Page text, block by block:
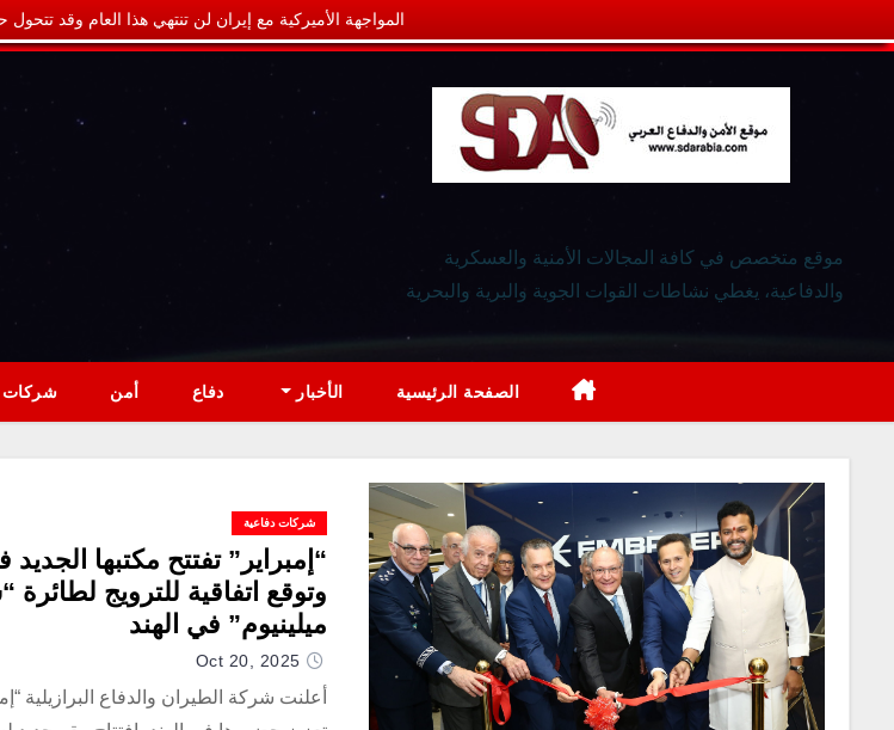
المواجهة الأميركية مع إيران لن تنتهي هذا العام وقد تتحول
موقع متخصص في كافة المجالات الأمنية والعسكرية
والدفاعية، يغطي نشاطات القوات الجوية والبرية والبحرية
الصفحة الرئيسية الأخبار دفاع أمن شركات
شركات دفاعية
“إمبراير” تفتتح مكتبها
ميلينيوم” في الهند
Oct 20, 2025
أعلنت شركة الطيران والدفاع البرازيلية